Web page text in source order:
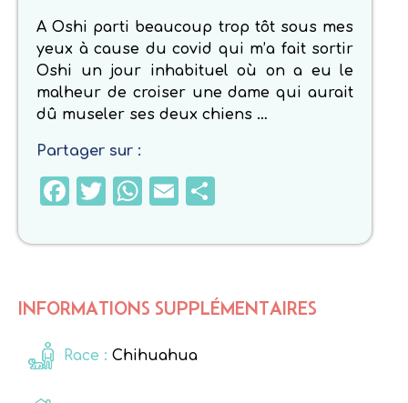
A Oshi parti beaucoup trop tôt sous mes
yeux à cause du covid qui m’a fait sortir
Oshi un jour inhabituel où on a eu le
malheur de croiser une dame qui aurait
dû museler ses deux chiens …
Partager sur :
Facebook
Twitter
WhatsApp
Email
INFORMATIONS SUPPLÉMENTAIRES
Race : Chihuahua